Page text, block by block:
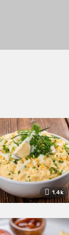
1.4k